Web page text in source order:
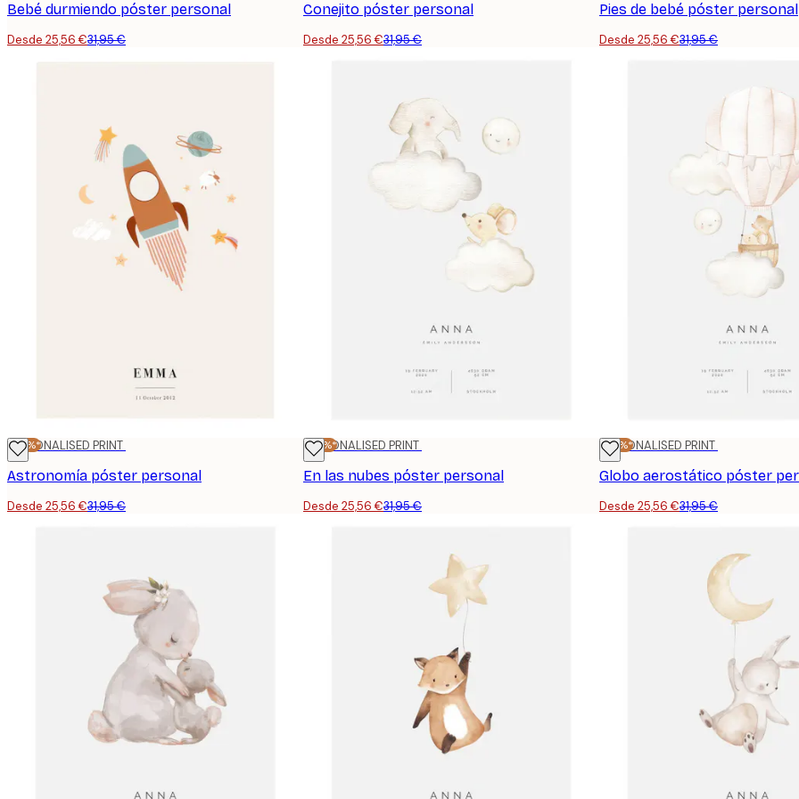
Bebé durmiendo póster personal
Desde 25,56 €31,95 €
Conejito póster personal
Desde 25,56 €31,95 €
Pies de bebé póster personal
Desde 25,56 €31,95 €
-20%*
PERSONALISED PRINT
Astronomía póster personal
Desde 25,56 €31,95 €
-20%*
PERSONALISED PRINT
En las nubes póster personal
Desde 25,56 €31,95 €
-20%*
PERSONALISED PRINT
Globo aerostático póster
Desde 25,56 €31,95 €